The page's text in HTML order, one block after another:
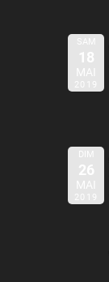
SAM
18
MAI
2019
DIM
26
MAI
2019